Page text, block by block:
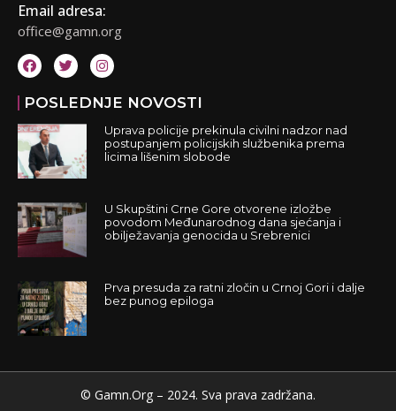
Email adresa:
office@gamn.org
POSLEDNJE NOVOSTI
Uprava policije prekinula civilni nadzor nad
postupanjem policijskih službenika prema
licima lišenim slobode
U Skupštini Crne Gore otvorene izložbe
povodom Međunarodnog dana sjećanja i
obilježavanja genocida u Srebrenici
Prva presuda za ratni zločin u Crnoj Gori i dalje
bez punog epiloga
© Gamn.Org – 2024. Sva prava zadržana.